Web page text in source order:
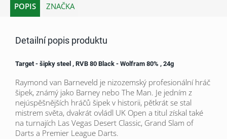
POPIS ZNAČKA
Detailní popis produktu
Target - šipky steel , RVB 80 Black - Wolfram 80% , 24g
Raymond van Barneveld je nizozemský profesionální hráč
šipek, známý jako Barney nebo The Man. Je jedním z
nejúspěšnějších hráčů šipek v historii, pětkrát se stal
mistrem světa, dvakrát ovládl UK Open a titul získal také
na turnajích Las Vegas Desert Classic, Grand Slam of
Darts a Premier League Darts.